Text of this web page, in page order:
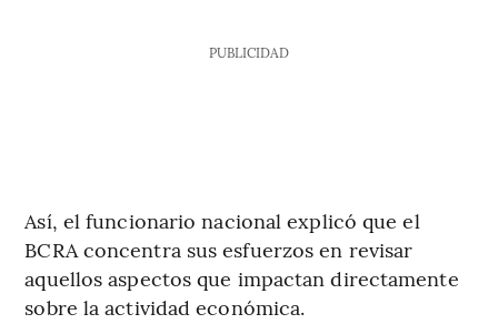
PUBLICIDAD
Así, el funcionario nacional explicó que el
BCRA concentra sus esfuerzos en revisar
aquellos aspectos que impactan directamente
sobre la actividad económica.